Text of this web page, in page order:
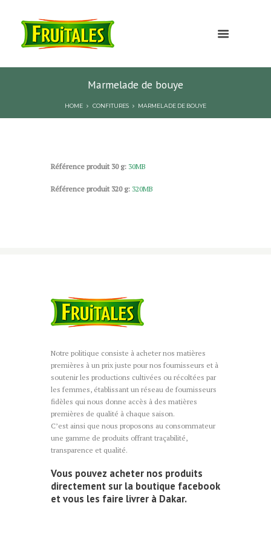
Marmelade de bouye
HOME CONFITURES MARMELADE DE BOUYE
Référence produit 30 g: 30MB
Référence produit 320 g: 320MB
Notre politique consiste à acheter nos matières
premières à un prix juste pour nos fournisseurs et à
soutenir les productions cultivées ou récoltées par
les femmes, établissant un réseau de fournisseurs
fidèles qui nous donne accès à des matières
premières de qualité à chaque saison.
C’est ainsi que nous proposons au consommateur
une gamme de produits offrant traçabilité,
transparence et qualité.
Vous pouvez acheter nos produits
directement sur la boutique facebook
et vous les faire livrer à Dakar.